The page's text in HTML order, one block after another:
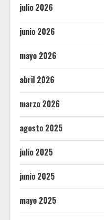
julio 2026
junio 2026
mayo 2026
abril 2026
marzo 2026
agosto 2025
julio 2025
junio 2025
mayo 2025